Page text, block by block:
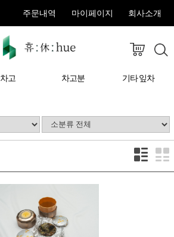
주문내역 마이페이지 회사소개
차고 차고분 기타 잎차